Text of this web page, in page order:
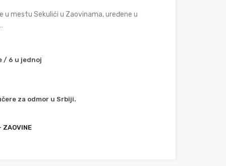
u mestu Sekulići u Zaovinama, uređene u
/ 6 u jednoj
za odmor u Srbiji.
ZAOVINE